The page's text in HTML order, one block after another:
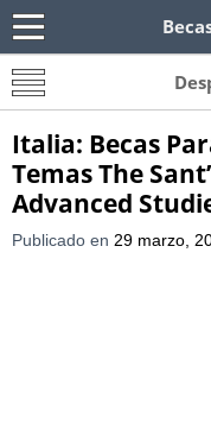
Becas Para
Oferta de becas
Italia: Becas
Temas The
Advanced
Publicado en 29 marzo,